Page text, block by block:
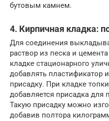
бутовым камнем.
4. Кирпичная кладка:
Для соединения
раствор из песка и
кладке стационарного
добавлять пластификатор
присадку. При кладке
добавляется присадка
Такую присадку можно
добавив полтора